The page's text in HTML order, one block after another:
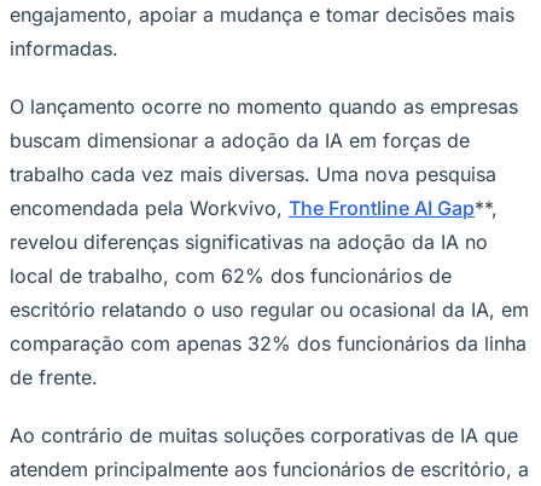
Santos
engajamento, apoiar a mudança e tomar decisões mais
informadas.
O lançamento ocorre no momento quando as empresas
buscam dimensionar a adoção da IA em forças de
trabalho cada vez mais diversas. Uma nova pesquisa
encomendada pela Workvivo, The Frontline AI Gap**,
revelou diferenças significativas na adoção da IA no
local de trabalho, com 62% dos funcionários de
escritório relatando o uso regular ou ocasional da IA, em
comparação com apenas 32% dos funcionários da linha
de frente.
Ao contrário de muitas soluções corporativas de IA que
atendem principalmente aos funcionários de escritório, a